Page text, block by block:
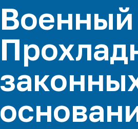
Военный